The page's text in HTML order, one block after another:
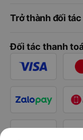
Trở thành đối tác
Đối tác thanh